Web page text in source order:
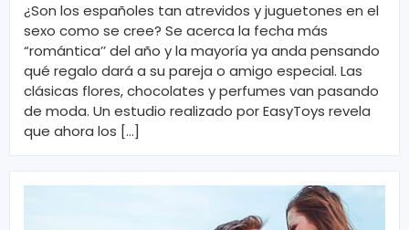
¿Son los españoles tan atrevidos y juguetones en el
sexo como se cree? Se acerca la fecha más
“romántica’’ del año y la mayoría ya anda pensando
qué regalo dará a su pareja o amigo especial. Las
clásicas flores, chocolates y perfumes van pasando
de moda. Un estudio realizado por EasyToys revela
que ahora los […]